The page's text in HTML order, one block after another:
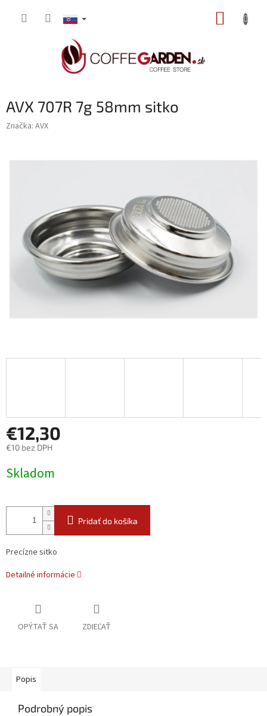
AVX 707R 7g 58mm sitko
Značka: AVX
€12,30
€10 bez DPH
cena:
Skladom
Pridať do košíka
Precízne sitko
Detailné informácie
OPÝTAŤ SA ZDIEĽAŤ
Popis
Podrobný popis